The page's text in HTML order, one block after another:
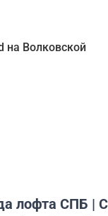
на Волковской
лофта СПБ |